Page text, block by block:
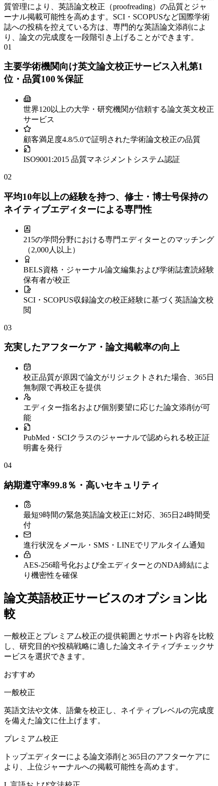
質管理により、英語論文校正（proofreading）の品質とジャ
ーナル掲載可能性を高めます。SCI・SCOPUSなど国際学術
誌への投稿を控えている方は、専門的な英語論文添削によ
り、論文の完成度を一段階引き上げることができます。
01
主要学術機関向け英文論文校正サービス入札第1
位・品質100％保証
世界120以上の大学・研究機関が信頼する論文英文校正
サービス
顧客満足度4.8/5.0で証明された学術論文校正の品質
ISO9001:2015 品質マネジメントシステム認証
02
平均10年以上の経験を持つ、修士・博士号保持の
ネイティブエディターによる専門性
215の学問分野における専門エディターとのマッチング
（2,000人以上）
BELS資格・ジャーナル論文編集および学術誌査読経験
保有者が校正
SCI・SCOPUS収録論文の校正経験に基づく英語論文校
閲
03
充実したアフターケア・論文掲載率の向上
校正品質が原因で論文がリジェクトされた場合、365日
無制限で再校正を提供
エディター指名および個別要望に応じた論文添削が可
能
PubMed・SCIクラスのジャーナルで認められる校正証
明書を発行
04
納期遵守率99.8％・高いセキュリティ
最短9時間の緊急英語論文校正に対応、365日24時間受
付
進行状況をメール・SMS・LINEでリアルタイム通知
AES-256暗号化および全エディターとのNDA締結によ
り機密性を確保
論文英語校正サービスのオプション比
較
一般校正とプレミアム校正の提供範囲とサポート内容を比較
し、研究目的や投稿戦略に適した論文ネイティブチェックサ
ービスを選択できます。
おすすめ
一般校正
英語文法や文体、語彙を校正し、ネイティブレベルの完成度
を備えた論文に仕上げます。
プレミアム校正
トップエディターによる論文添削と365日のアフターケアに
より、上位ジャーナルへの掲載可能性を高めます。